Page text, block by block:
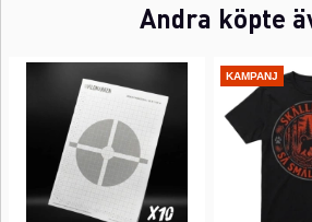
Andra köpte
KAMPANJ